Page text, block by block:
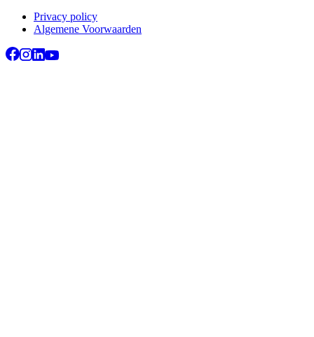
Privacy policy
Algemene Voorwaarden